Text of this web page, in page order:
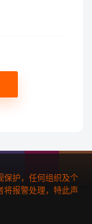
保护，任何组织及个
将报警处理，特此声